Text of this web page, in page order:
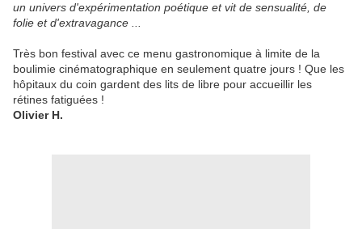
un univers d'expérimentation poétique et vit de sensualité, de
folie et d'extravagance ...
Très bon festival avec ce menu gastronomique à limite de la
boulimie cinématographique en seulement quatre jours ! Que les
hôpitaux du coin gardent des lits de libre pour accueillir les
rétines fatiguées !
Olivier H.